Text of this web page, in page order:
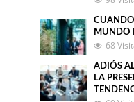
MUNDO
68
ADIÓS
LA